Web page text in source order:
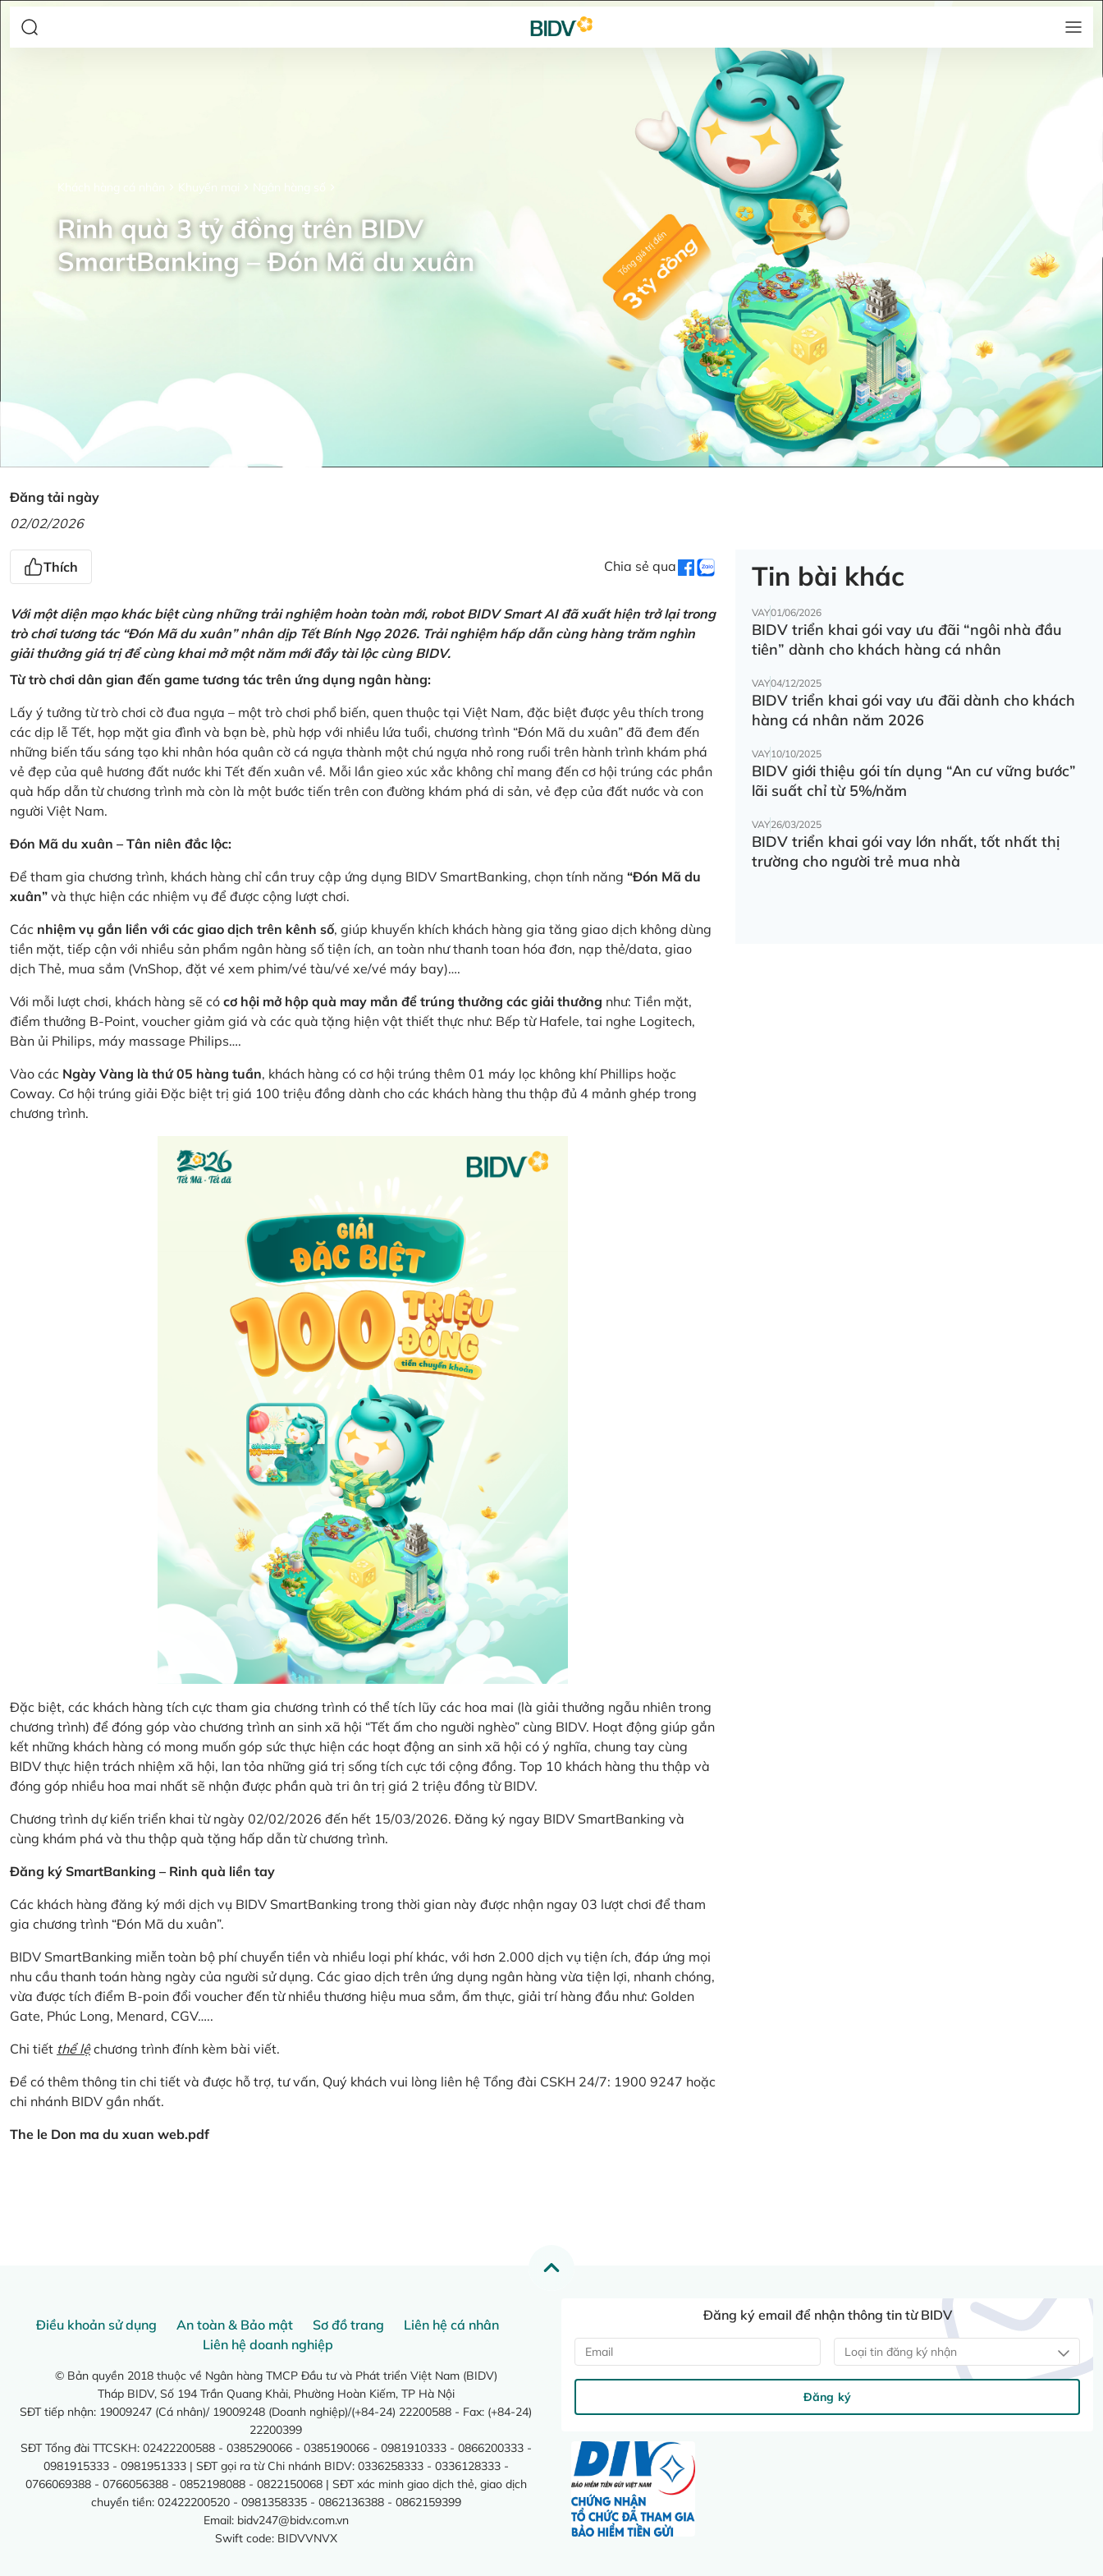
Khuyến mại Ngân hàng số
Rinh quà 3 tỷ đồng trên BIDV
SmartBanking – Đón Mã du xuân
Đăng tải ngày
02/02/2026
Thích Chia sẻ qua
Với một diện mạo khác biệt cùng những trải nghiệm hoàn toàn mới, robot BIDV Smart AI đã xuất hiện trở lại trong
trò chơi tương tác “Đón Mã du xuân” nhân dịp Tết Bính Ngọ 2026. Trải nghiệm hấp dẫn cùng hàng trăm nghìn
giải thưởng giá trị để cùng khai mở một năm mới đầy tài lộc cùng BIDV.
Từ trò chơi dân gian đến game tương tác trên ứng dụng ngân hàng:
Lấy ý tưởng từ trò chơi cờ đua ngựa – một trò chơi phổ biến, quen thuộc tại Việt Nam, đặc biệt được yêu thích trong
các dịp lễ Tết, họp mặt gia đình và bạn bè, phù hợp với nhiều lứa tuổi, chương trình “Đón Mã du xuân” đã đem đến
những biến tấu sáng tạo khi nhân hóa quân cờ cá ngựa thành một chú ngựa nhỏ rong ruổi trên hành trình khám phá
vẻ đẹp của quê hương đất nước khi Tết đến xuân về. Mỗi lần gieo xúc xắc không chỉ mang đến cơ hội trúng các phần
quà hấp dẫn từ chương trình mà còn là một bước tiến trên con đường khám phá di sản, vẻ đẹp của đất nước và con
người Việt Nam.
Đón Mã du xuân – Tân niên đắc lộc:
Để tham gia chương trình, khách hàng chỉ cần truy cập ứng dụng BIDV SmartBanking, chọn tính năng “Đón Mã du
xuân” và thực hiện các nhiệm vụ để được cộng lượt chơi.
Các nhiệm vụ gắn liền với các giao dịch trên kênh số, giúp khuyến khích khách hàng gia tăng giao dịch không dùng
tiền mặt, tiếp cận với nhiều sản phẩm ngân hàng số tiện ích, an toàn như thanh toan hóa đơn, nạp thẻ/data, giao
dịch Thẻ, mua sắm (VnShop, đặt vé xem phim/vé tàu/vé xe/vé máy bay)….
Với mỗi lượt chơi, khách hàng sẽ có cơ hội mở hộp quà may mắn để trúng thưởng các giải thưởng như: Tiền mặt,
điểm thưởng B-Point, voucher giảm giá và các quà tặng hiện vật thiết thực như: Bếp từ Hafele, tai nghe Logitech,
Bàn ủi Philips, máy massage Philips….
Vào các Ngày Vàng là thứ 05 hàng tuần, khách hàng có cơ hội trúng thêm 01 máy lọc không khí Phillips hoặc
Coway. Cơ hội trúng giải Đặc biệt trị giá 100 triệu đồng dành cho các khách hàng thu thập đủ 4 mảnh ghép trong
chương trình.
Đặc biệt, các khách hàng tích cực tham gia chương trình có thể tích lũy các hoa mai (là giải thưởng ngẫu nhiên trong
chương trình) để đóng góp vào chương trình an sinh xã hội “Tết ấm cho người nghèo” cùng BIDV. Hoạt động giúp gắn
kết những khách hàng có mong muốn góp sức thực hiện các hoạt động an sinh xã hội có ý nghĩa, chung tay cùng
BIDV thực hiện trách nhiệm xã hội, lan tỏa những giá trị sống tích cực tới cộng đồng. Top 10 khách hàng thu thập và
đóng góp nhiều hoa mai nhất sẽ nhận được phần quà tri ân trị giá 2 triệu đồng từ BIDV.
Chương trình dự kiến triển khai từ ngày 02/02/2026 đến hết 15/03/2026. Đăng ký ngay BIDV SmartBanking và
cùng khám phá và thu thập quà tặng hấp dẫn từ chương trình.
Đăng ký SmartBanking – Rinh quà liền tay
Các khách hàng đăng ký mới dịch vụ BIDV SmartBanking trong thời gian này được nhận ngay 03 lượt chơi để tham
gia chương trình “Đón Mã du xuân”.
BIDV SmartBanking miễn toàn bộ phí chuyển tiền và nhiều loại phí khác, với hơn 2.000 dịch vụ tiện ích, đáp ứng mọi
nhu cầu thanh toán hàng ngày của người sử dụng. Các giao dịch trên ứng dụng ngân hàng vừa tiện lợi, nhanh chóng,
vừa được tích điểm B-poin đổi voucher đến từ nhiều thương hiệu mua sắm, ẩm thực, giải trí hàng đầu như: Golden
Gate, Phúc Long, Menard, CGV…..
Chi tiết thể lệchương trình đính kèm bài viết.
Để có thêm thông tin chi tiết và được hỗ trợ, tư vấn, Quý khách vui lòng liên hệ Tổng đài CSKH 24/7: 1900 9247 hoặc
chi nhánh BIDV gần nhất.
The le Don ma du xuan web.pdf
Tin bài khác
VAY01/06/2026
BIDV triển khai gói vay ưu đãi “ngôi nhà đầu
tiên” dành cho khách hàng cá nhân
VAY04/12/2025
BIDV triển khai gói vay ưu đãi dành cho khách
hàng cá nhân năm 2026
VAY10/10/2025
BIDV giới thiệu gói tín dụng “An cư vững bước”
lãi suất chỉ từ 5%/năm
VAY26/03/2025
BIDV triển khai gói vay lớn nhất, tốt nhất thị
trường cho người trẻ mua nhà
Điều khoản sử dụng An toàn & Bảo mật Sơ đồ trang
Liên hệ cá nhân
Liên hệ doanh nghiệp
© Bản quyền 2018 thuộc về Ngân hàng TMCP Đầu tư và Phát triển Việt Nam (BIDV)
Tháp BIDV, Số 194 Trần Quang Khải, Phường Hoàn Kiếm, TP Hà Nội
SĐT tiếp nhận: 19009247 (Cá nhân)/ 19009248 (Doanh nghiệp)/(+84-24) 22200588 - Fax: (+84-24)
22200399
SĐT Tổng đài TTCSKH: 02422200588 - 0385290066 - 0385190066 - 0981910333 - 0866200333 -
0981915333 - 0981951333 | SĐT gọi ra từ Chi nhánh BIDV: 0336258333 - 0336128333 -
0766069388 - 0766056388 - 0852198088 - 0822150068 | SĐT xác minh giao dịch thẻ, giao dịch
chuyển tiền: 02422200520 - 0981358335 - 0862136388 - 0862159399
Email: bidv247@bidv.com.vn
Swift code: BIDVVNVX
Đăng ký email để nhận thông tin từ BIDV
Loại tin đăng ký nhận
Đăng ký